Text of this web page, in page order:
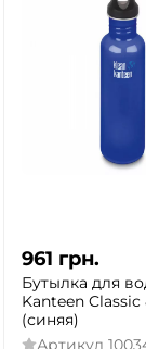
961 грн.
Бутылка для
Kanteen
(синяя)
Артикул